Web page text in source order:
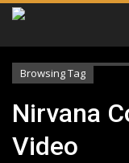
Browsing Tag
Nirvana
Video